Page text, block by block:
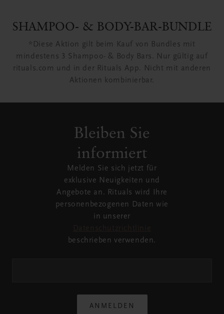
SHAMPOO- & BODY-BAR-BUNDLE
*Diese Aktion gilt beim Kauf von Bundles mit
mindestens 3 Shampoo- & Body Bars. Nur gültig auf
rituals.com und in der Rituals App. Nicht mit anderen
Aktionen kombinierbar.
Bleiben Sie
informiert
Melden Sie sich jetzt für
exklusive Neuigkeiten und
Angebote an. Rituals wird Ihre
personenbezogenen Daten wie
in unserer
beschrieben verwenden.
ANMELDEN